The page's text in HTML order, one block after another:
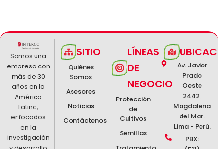
Somos una
empresa con
más de 30
años en la
América
Latina,
enfocados
en la
investigación
SITIO
Quiénes
Somos
Asesores
Noticias
Contáctenos
LÍNEAS
DE
NEGOCIO
Protección
de
Cultivos
Semillas
Av. Javier
Prado
Oeste
2442,
Magdalena
del Mar.
Lima - Perú.
PBX: